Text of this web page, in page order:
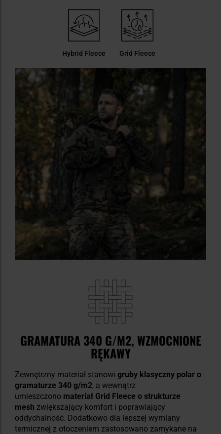
Hybrid Fleece Grid Fleece
GRAMATURA 340 G/M2, WZMOCNIONE
RĘKAWY
Zewnętrzny materiał stanowi gruby klasyczny polar o
gramaturze 340 g/m2, a wewnątrz
umieszczono materiał Grid Fleece o strukturze
mesh zwiększający komfort i poprawiający
oddychalność. Dodatkowo dla lepszej wymiany
termicznej z otoczeniem zastosowano zamykane na